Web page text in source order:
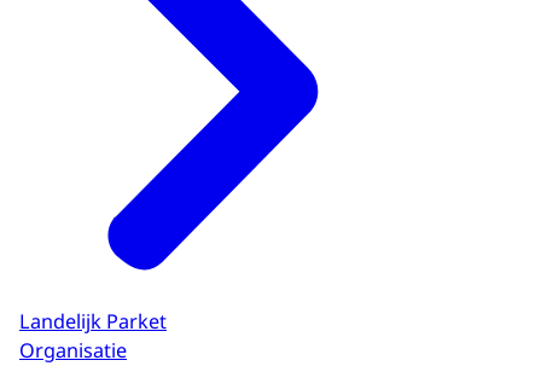
Landelijk Parket
Organisatie